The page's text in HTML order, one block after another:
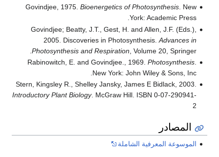
Govindjee, 1975.Bioenergetics of Photosynthesis
York: Academic
Govindjee; Beatty, J.T., Gest, H. and Allen, J.F.
2005. Discoveries in Photosynthesis.
Photosynthesis and Respiration, Volume 20,
Rabinowitch, E. and Govindjee., 1969.
New York: John Wiley & Sons,
Stern, Kingsley R., Shelley Jansky, James E Bidlack,
Introductory Plant Biology . McGraw Hill. ISBN 0-07-
المعرفية الشاملة